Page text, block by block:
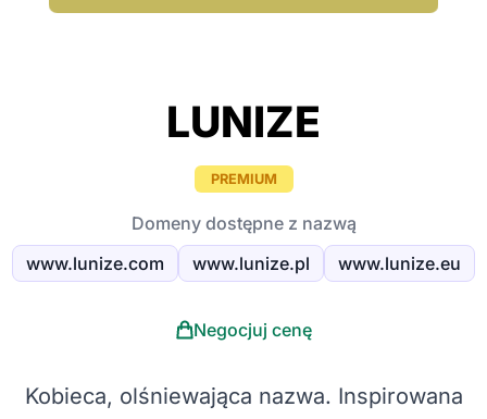
LUNIZE
PREMIUM
Domeny dostępne z nazwą
www.lunize.com
www.lunize.pl www.lunize.eu
Negocjuj cenę
Kobieca, olśniewająca nazwa. Inspirowana